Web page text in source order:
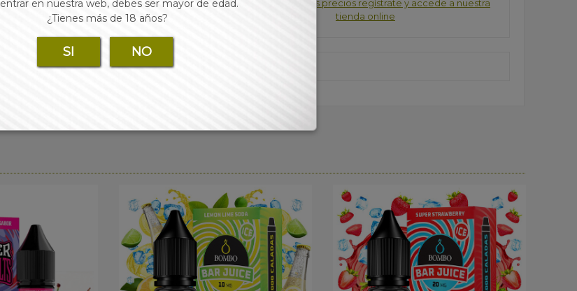
Para consultar los precios regístrate y accede a nuestra
tienda online
entrar en nuestra web, debes ser mayor de edad.
¿Tienes más de 18 años?
SI NO